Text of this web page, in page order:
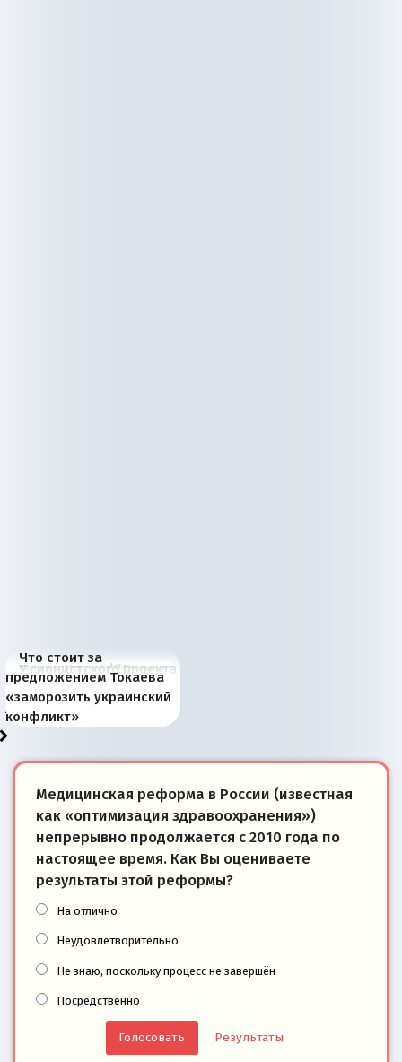
В России назрели
перемены: 15 шагов к
суверенной экономике
Миграционный пожар
Европы
Россия начинает
сбрасывать балласт
Анкориджа
Россия зимой 1904
года: первые уступки во
внутренней политике
Русская нация вчера и
сегодня
Почему правый крах в
Варшаве не поможет её
отношениям с Россией?
Место Науру / Науэро в
современной истории
Южной Осетии
У сионистского проекта
появилось украинское
измерение
Что стоит за
предложением Токаева
«заморозить украинский
конфликт»
Медицинская реформа в России (известная
как «оптимизация здравоохранения»)
непрерывно продолжается с 2010 года по
настоящее время. Как Вы оцениваете
результаты этой реформы?
На отлично
Неудовлетворительно
Не знаю, поскольку процесс не завершён
Посредственно
Результаты